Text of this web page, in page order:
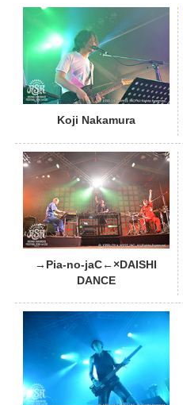
Koji Nakamura
PHOTO
→Pia-no-jaC←×DAISHI
DANCE
PHOTO